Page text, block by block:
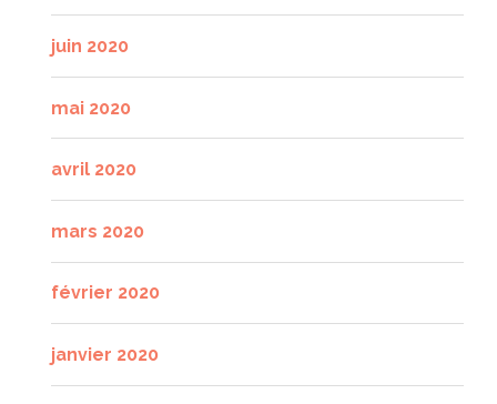
juin 2020
mai 2020
avril 2020
mars 2020
février 2020
janvier 2020